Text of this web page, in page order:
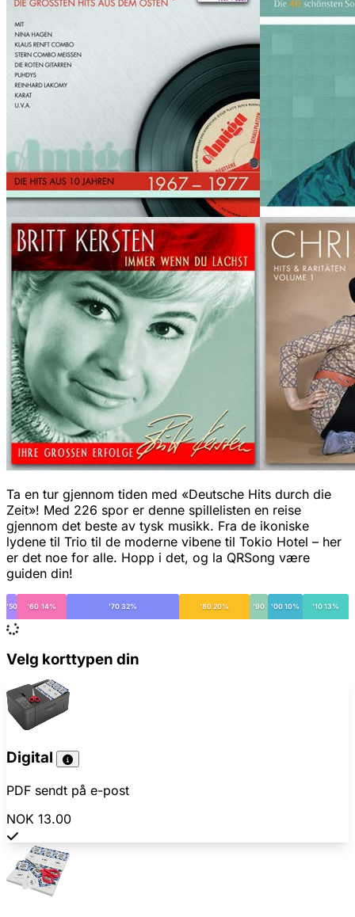
Ta en tur gjennom tiden med «Deutsche Hits durch die
Zeit»! Med 226 spor er denne spillelisten en reise
gjennom det beste av tysk musikk. Fra de ikoniske
lydene til Trio til de moderne vibene til Tokio Hotel – her
er det noe for alle. Hopp i det, og la QRSong være
guiden din!
'50 '60 14% '70 32% '80 20% '90 '00 10% '10 13%
Velg korttypen din
Digital
PDF sendt på e-post
NOK 13.00